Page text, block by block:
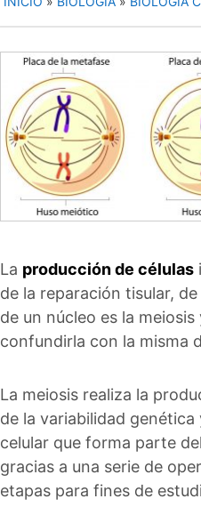
La producción de células
de la reparación tisular,
de un núcleo es la
confundirla con la misma
La meiosis realiza la
de la variabilidad
celular que forma parte
gracias a una serie de
etapas para fines de